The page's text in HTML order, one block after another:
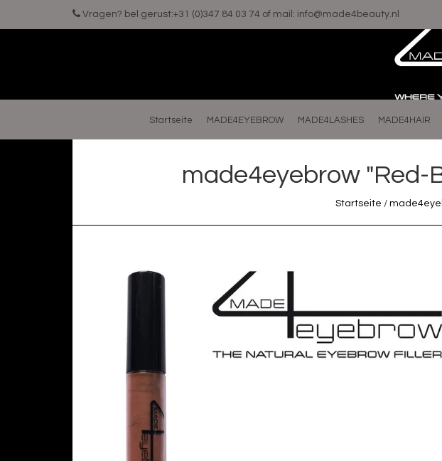
Vragen? bel gerust:+31 (0)347 84 03 74 of mail: info@made4beauty.nl
Startseite MADE4EYEBROW MADE4LASHES MADE4HAIR
made4eyebrow "Red-
Startseite /